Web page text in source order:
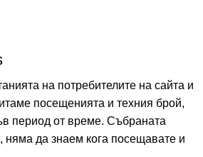
на потребителите на сайта и
посещенията и техния брой,
период от време. Събраната
няма да знаем кога посещавате и